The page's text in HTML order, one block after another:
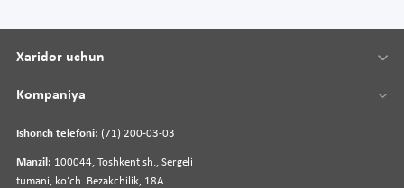
Ishonch telefoni: (71) 200-03-03
Manzil: 100044, Toshkent sh., Sergeli
tumani, koʻch. Bezakchilik, 18A
Xaridor uchun
Kompaniya